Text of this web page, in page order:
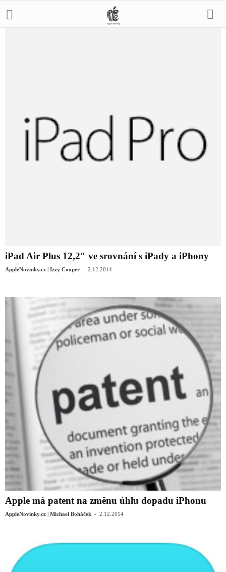
iPad Air Plus 12,2″ ve srovnání s iPady a iPhony
AppleNovinky.cz | Izzy Cooper - 2.12.2014
Apple má patent na změnu úhlu dopadu iPhonu
AppleNovinky.cz | Michael Boháček - 2.12.2014